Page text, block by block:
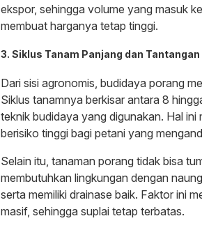
ekspor, sehingga volume yang masuk
membuat harganya tetap tinggi.
3. Siklus Tanam Panjang dan
Dari sisi agronomis, budidaya porang
Siklus tanamnya berkisar antara 8
teknik budidaya yang digunakan. Hal
berisiko tinggi bagi petani yang
Selain itu, tanaman porang tidak bisa
membutuhkan lingkungan dengan
serta memiliki drainase baik. Faktor ini
masif, sehingga suplai tetap terbatas.